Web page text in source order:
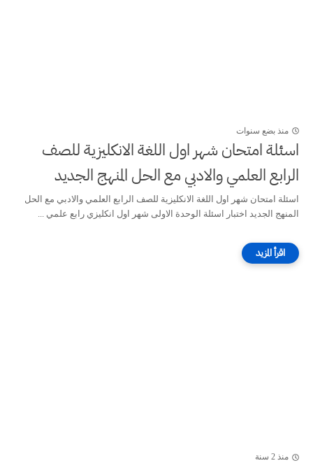
منذ بضع سنوات
اسئلة امتحان شهر اول اللغة الانكليزية للصف
الرابع العلمي والادبي مع الحل المنهج الجديد
اسئلة امتحان شهر اول اللغة الانكليزية للصف الرابع العلمي والادبي مع الحل
المنهج الجديد اختبار اسئلة الوحدة الاولى شهر اول انكليزي رابع علمي ...
منذ 2 سنة